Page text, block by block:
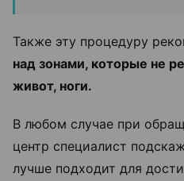
Также эту процедуру
над зонами, которые не
живот, ноги.
В любом случае при
центр специалист
лучше подходит для